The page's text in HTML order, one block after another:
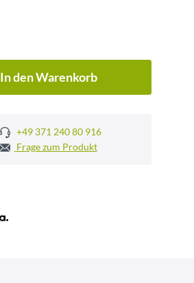
In den Warenkorb
+49 371 240 80 916
Frage zum Produkt